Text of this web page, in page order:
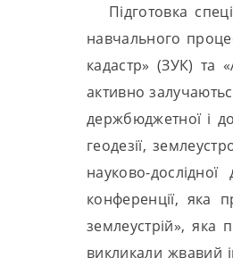
Підготовка
навчального
кадастр» (ЗУК) та
активно
держбюджетної і
геодезії,
науково-
конференції, яка
землеустрій», яка
викликали жвавий